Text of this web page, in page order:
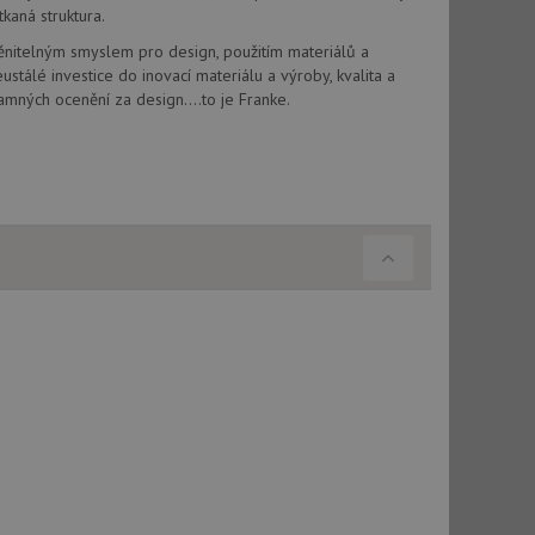
struktura.
smyslem pro design, použitím materiálů a
investice do inovací materiálu a výroby, kvalita a
ocenění za design....to je Franke.
relace.
Doubleclick a
používá
koncový uživatel
sledování